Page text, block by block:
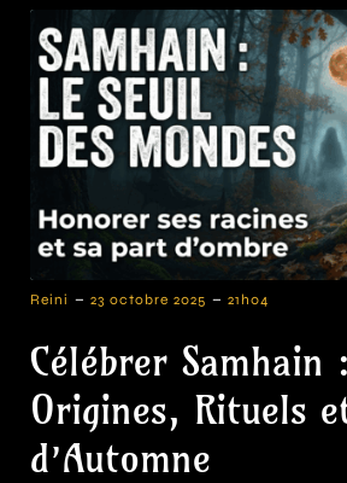
Reini - 23 octobre 2025 - 21h04
Célébrer Samhain :
Origines, Rituels
d’Automne